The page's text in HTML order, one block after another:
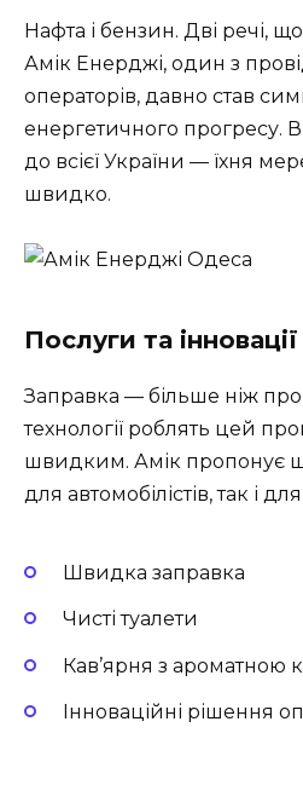
Нафта і бензин. Дві речі,
Амік Енерджі, один з
операторів, давно став
енергетичного прогресу.
до всієї України — їхня
швидко.
Послуги та інновації
Заправка — більше ніж
технології роблять цей
швидким. Амік пропонує
для автомобілістів, так і
Швидка заправка
Чисті туалети
Кав’ярня з ароматною
Інноваційні рішення